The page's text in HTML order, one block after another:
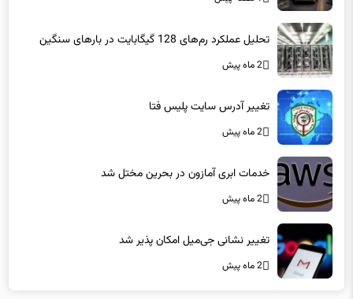
تحلیل عملکرد رم‌های 128 گیگابایت در بارهای سنگین
2 ماه پیش
تغییر آدرس سایت پلیس فتا
2 ماه پیش
خدمات ابری آمازون در بحرین مختل شد
2 ماه پیش
تغییر نشانی جی‌میل امکان پذیر شد
2 ماه پیش